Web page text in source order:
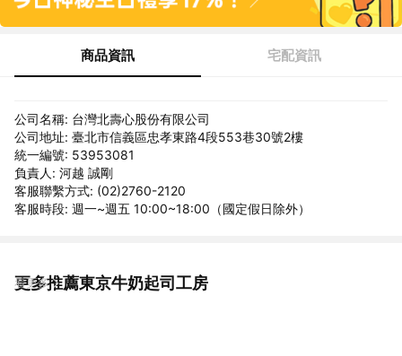
商品資訊 宅配資訊
公司名稱: 台灣北壽心股份有限公司
公司地址: 臺北市信義區忠孝東路4段553巷30號2樓
統一編號: 53953081
負責人: 河越 誠剛
客服聯繫方式: (02)2760-2120
客服時段: 週一~週五 10:00~18:00（國定假日除外）
更多推薦東京牛奶起司工房
看更多